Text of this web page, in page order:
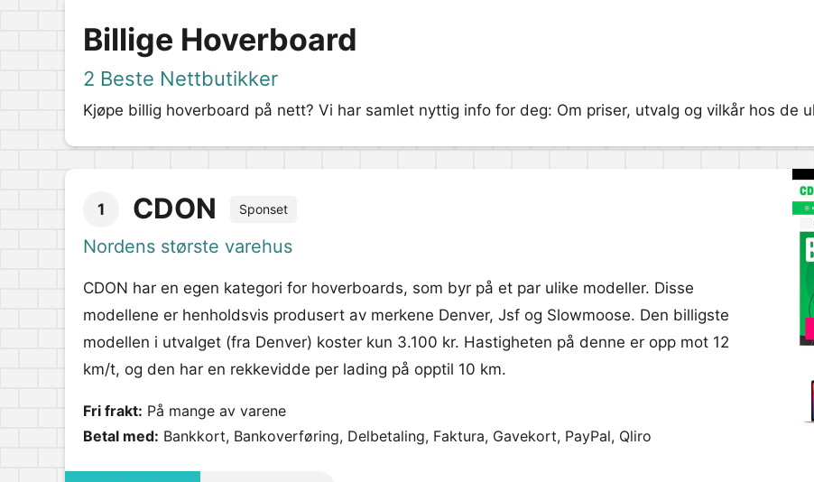
Billige Hoverboard
2 Beste Nettbutikker
Kjøpe billig hoverboard på nett? Vi har samlet nyttig info for deg: Om priser, utvalg og vilkår hos de
1 CDON Sponset
Nordens største varehus
CDON har en egen kategori for hoverboards, som byr på et par ulike modeller. Disse
modellene er henholdsvis produsert av merkene Denver, Jsf og Slowmoose. Den billigste
modellen i utvalget (fra Denver) koster kun 3.100 kr. Hastigheten på denne er opp mot 12
km/t, og den har en rekkevidde per lading på opptil 10 km.
Fri frakt: På mange av varene
Betal med: Bankkort, Bankoverføring, Delbetaling, Faktura, Gavekort, PayPal, Qliro